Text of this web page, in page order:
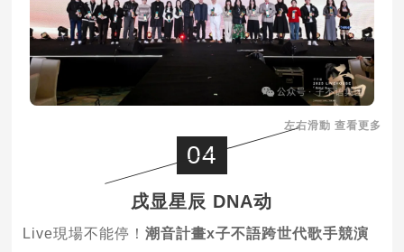
左右滑動 查看更多
04
戌显星辰 DNA动
Live現場不能停！潮音計畫x子不語跨世代歌手競演